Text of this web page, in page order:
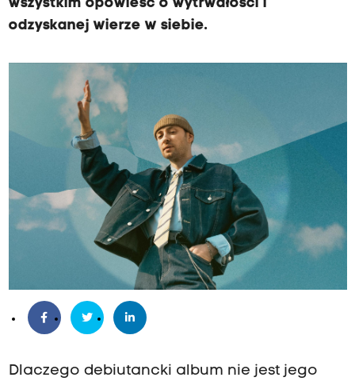
wszystkim opowieść o wytrwałości i
odzyskanej wierze w siebie.
Dlaczego debiutancki album nie jest jego